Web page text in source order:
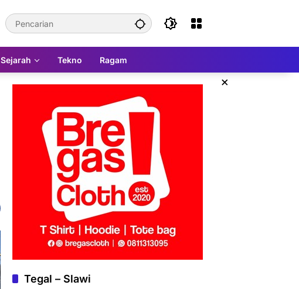
Sejarah Tekno Ragam
×
Tegal – Slawi